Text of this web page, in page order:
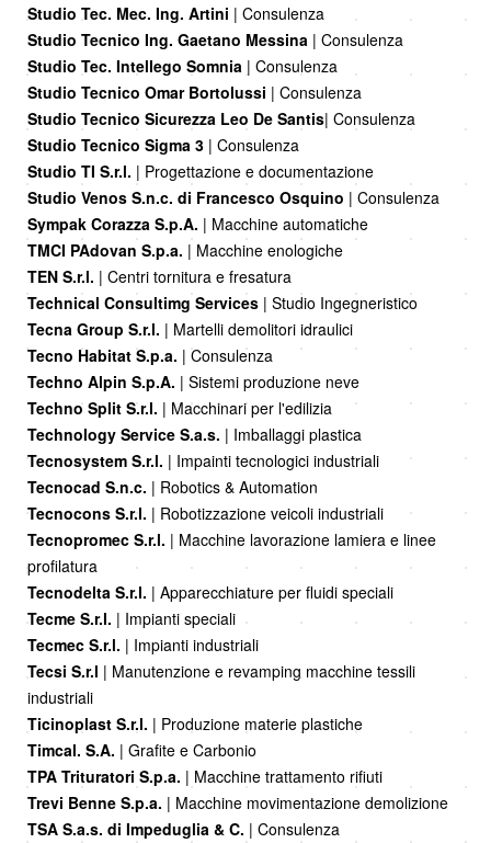
Studio Tec. Mec. Ing. Artini | Consulenza
Studio Tecnico Ing. Gaetano Messina | Consulenza
Studio Tec. Intellego Somnia | Consulenza
Studio Tecnico Omar Bortolussi | Consulenza
Studio Tecnico Sicurezza Leo De Santis| Consulenza
Studio Tecnico Sigma 3 | Consulenza
Studio TI S.r.l. | Progettazione e documentazione
Studio Venos S.n.c. di Francesco Osquino | Consulenza
Sympak Corazza S.p.A. | Macchine automatiche
TMCI PAdovan S.p.a. | Macchine enologiche
TEN S.r.l. | Centri tornitura e fresatura
Technical Consultimg Services | Studio Ingegneristico
Tecna Group S.r.l. | Martelli demolitori idraulici
Tecno Habitat S.p.a. | Consulenza
Techno Alpin S.p.A. | Sistemi produzione neve
Techno Split S.r.l. | Macchinari per l'edilizia
Technology Service S.a.s. | Imballaggi plastica
Tecnosystem S.r.l. | Impainti tecnologici industriali
Tecnocad S.n.c. | Robotics & Automation
Tecnocons S.r.l. | Robotizzazione veicoli industriali
Tecnopromec S.r.l. | Macchine lavorazione lamiera e linee
profilatura
Tecnodelta S.r.l. | Apparecchiature per fluidi speciali
Tecme S.r.l. | Impianti speciali
Tecmec S.r.l. | Impianti industriali
Tecsi S.r.l | Manutenzione e revamping macchine tessili
industriali
Ticinoplast S.r.l. | Produzione materie plastiche
Timcal. S.A. | Grafite e Carbonio
TPA Trituratori S.p.a. | Macchine trattamento rifiuti
Trevi Benne S.p.a. | Macchine movimentazione demolizione
TSA S.a.s. di Impeduglia & C. | Consulenza